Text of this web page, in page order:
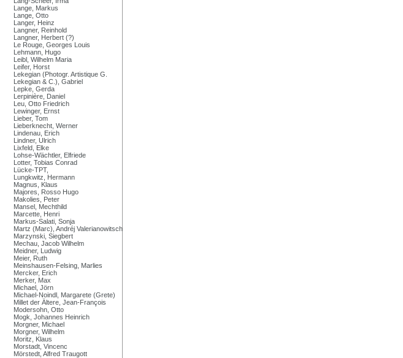
Lange, Markus
Lange, Otto
Langer, Heinz
Langner, Reinhold
Langner, Herbert (?)
Le Rouge, Georges Louis
Lehmann, Hugo
Leibl, Wilhelm Maria
Leifer, Horst
Lekegian (Photogr. Artistique G.
Lekegian & C.), Gabriel
Lepke, Gerda
Lerpinière, Daniel
Leu, Otto Friedrich
Lewinger, Ernst
Lieber, Tom
Lieberknecht, Werner
Lindenau, Erich
Lindner, Ulrich
Lixfeld, Elke
Lohse-Wächtler, Elfriede
Lotter, Tobias Conrad
Lücke-TPT,
Lungkwitz, Hermann
Magnus, Klaus
Majores, Rosso Hugo
Makolies, Peter
Mansel, Mechthild
Marcette, Henri
Markus-Salati, Sonja
Martz (Marc), Andréj Valerianowitsch
Marzynski, Siegbert
Mechau, Jacob Wilhelm
Meidner, Ludwig
Meier, Ruth
Meinshausen-Felsing, Marlies
Mercker, Erich
Merker, Max
Michael, Jörn
Michael-Noindl, Margarete (Grete)
Millet der Ältere, Jean-François
Modersohn, Otto
Mogk, Johannes Heinrich
Morgner, Michael
Morgner, Wilhelm
Moritz, Klaus
Morstadt, Vincenc
Mörstedt, Alfred Traugott